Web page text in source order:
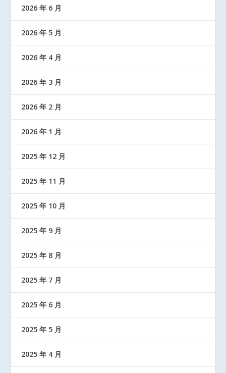
2026 年 6 月
2026 年 5 月
2026 年 4 月
2026 年 3 月
2026 年 2 月
2026 年 1 月
2025 年 12 月
2025 年 11 月
2025 年 10 月
2025 年 9 月
2025 年 8 月
2025 年 7 月
2025 年 6 月
2025 年 5 月
2025 年 4 月